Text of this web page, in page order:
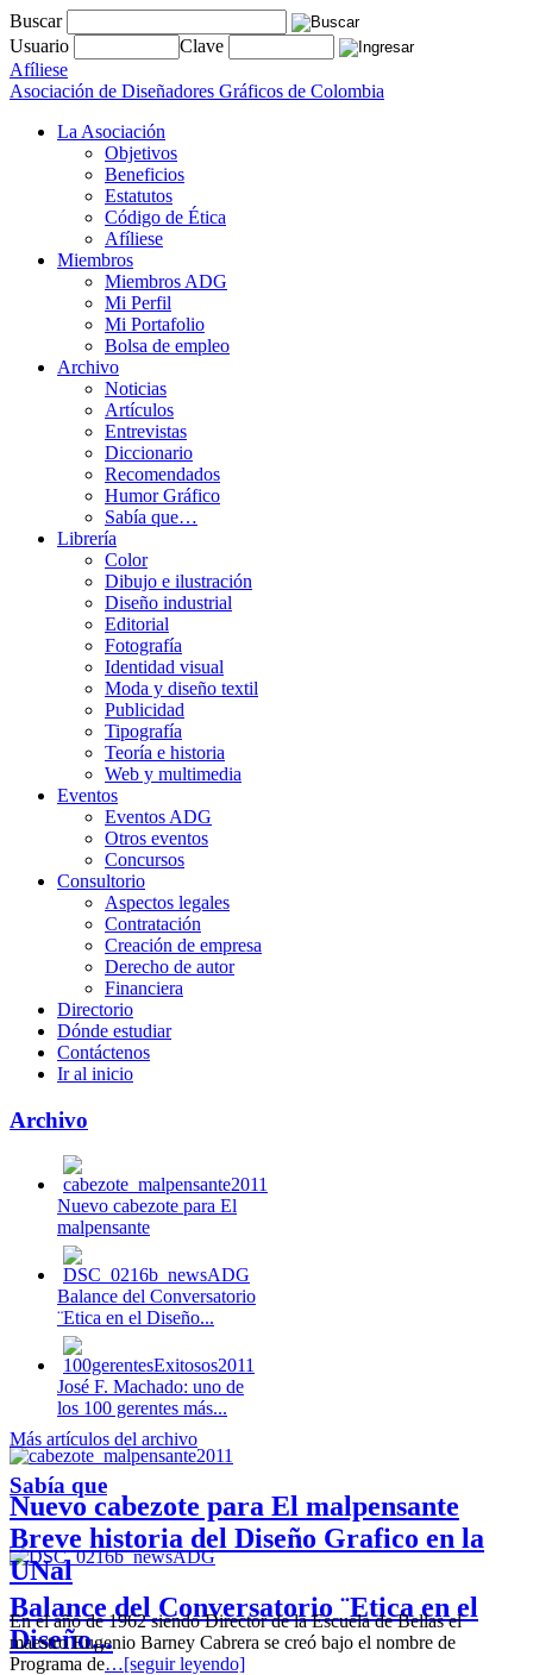
Buscar
Usuario
Clave
Afíliese
Asociación de Diseñadores Gráficos de Colombia
La Asociación
Objetivos
Beneficios
Estatutos
Código de Ética
Afíliese
Miembros
Miembros ADG
Mi Perfil
Mi Portafolio
Bolsa de empleo
Archivo
Noticias
Artículos
Entrevistas
Diccionario
Recomendados
Humor Gráfico
Sabía que…
Librería
Color
Dibujo e ilustración
Diseño industrial
Editorial
Fotografía
Identidad visual
Moda y diseño textil
Publicidad
Tipografía
Teoría e historia
Web y multimedia
Eventos
Eventos ADG
Otros eventos
Concursos
Consultorio
Aspectos legales
Contratación
Creación de empresa
Derecho de autor
Financiera
Directorio
Dónde estudiar
Contáctenos
Ir al inicio
Archivo
Nuevo cabezote para El
malpensante
Balance del Conversatorio
¨Etica en el Diseño...
José F. Machado: uno de
los 100 gerentes más...
Nuevo cabezote para El malpensante
Balance del Conversatorio ¨Etica en el
Diseño...
Más artículos del archivo
Sabía que
Breve historia del Diseño Grafico en la
UNal
En el año de 1962 siendo Director de la Escuela de Bellas el
maestro Eugenio Barney Cabrera se creó bajo el nombre de
Programa de…[seguir leyendo]